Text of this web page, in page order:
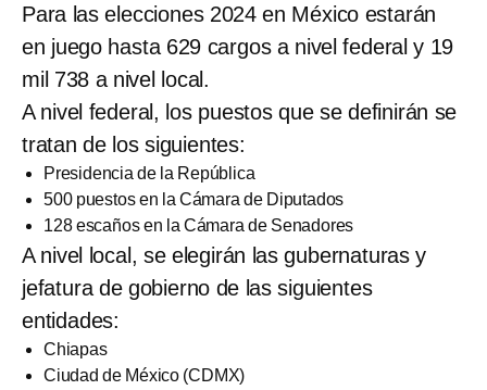
Para las elecciones 2024 en México estarán
en juego hasta 629 cargos a nivel federal y 19
mil 738 a nivel local.
A nivel federal, los puestos que se definirán se
tratan de los siguientes:
Presidencia de la República
500 puestos en la Cámara de Diputados
128 escaños en la Cámara de Senadores
A nivel local, se elegirán las gubernaturas y
jefatura de gobierno de las siguientes
entidades:
Chiapas
Ciudad de México (CDMX)